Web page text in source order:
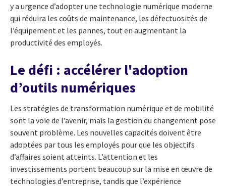
y a urgence d’adopter une technologie numérique moderne
qui réduira les coûts de maintenance, les défectuosités de
l’équipement et les pannes, tout en augmentant la
productivité des employés.
Le défi : accélérer l'adoption
d’outils numériques
Les stratégies de transformation numérique et de mobilité
sont la voie de l’avenir, mais la gestion du changement pose
souvent problème. Les nouvelles capacités doivent être
adoptées par tous les employés pour que les objectifs
d’affaires soient atteints. L’attention et les
investissements portent beaucoup sur la mise en œuvre de
technologies d’entreprise, tandis que l’expérience